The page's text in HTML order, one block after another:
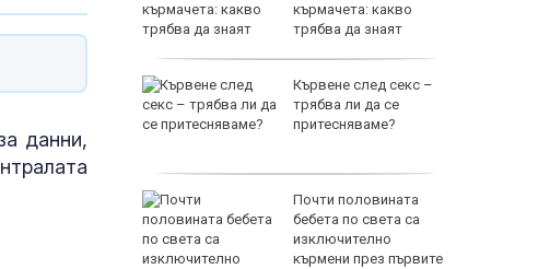
данни,
за банков
в ареста
на
кърмачета: какво
трябва да знаят
Кървене след секс –
трябва ли да се
притесняваме?
Почти половината
бебета по света са
изключително
кърмени през първите